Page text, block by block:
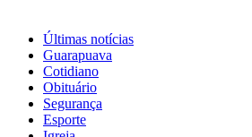
Últimas notícias
Guarapuava
Cotidiano
Obituário
Segurança
Esporte